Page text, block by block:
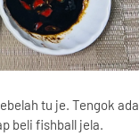
tu je. Tengok ada
beli fishball jela.